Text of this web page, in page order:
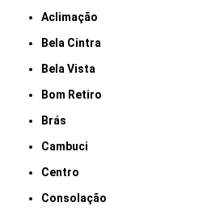
Aclimação
Bela Cintra
Bela Vista
Bom Retiro
Brás
Cambuci
Centro
Consolação